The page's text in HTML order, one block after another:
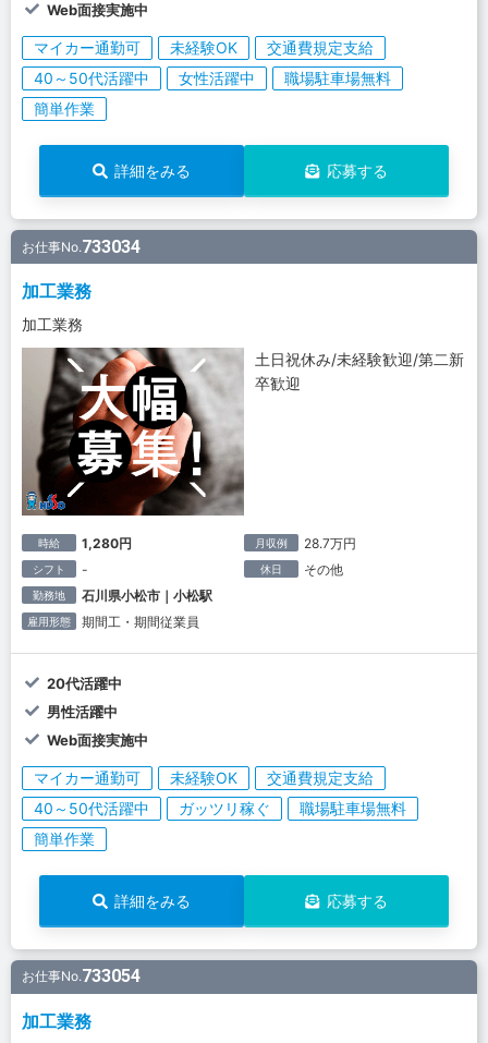
Web面接実施中
マイカー通勤可 未経験OK
交通費規定支給
40～50代活躍中
女性活躍中
職場駐車場無料
簡単作業
詳細をみる 応募する
お仕事No.733034
加工業務
加工業務
土日祝休み/未経験歓迎/第二新
卒歓迎
時給 1,280円 月収例 28.7万円
シフト - 休日 その他
勤務地 石川県小松市｜小松駅
雇用形態 期間工・期間従業員
20代活躍中
男性活躍中
Web面接実施中
マイカー通勤可 未経験OK
交通費規定支給
40～50代活躍中
ガッツリ稼ぐ
職場駐車場無料
簡単作業
詳細をみる 応募する
お仕事No.733054
加工業務